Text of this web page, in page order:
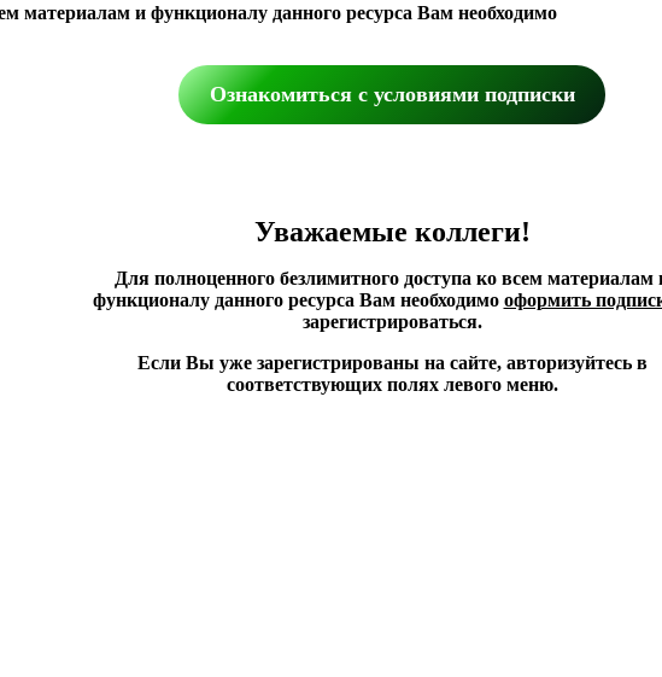
материалам и функционалу данного ресурса Вам необходимо
Ознакомиться с условиями подписки
Уважаемые коллеги!
Для полноценного безлимитного доступа ко всем материалам
функционалу данного ресурса Вам необходимо оформить
зарегистрироваться.
Если Вы уже зарегистрированы на сайте, авторизуйтесь в
соответствующих полях левого меню.